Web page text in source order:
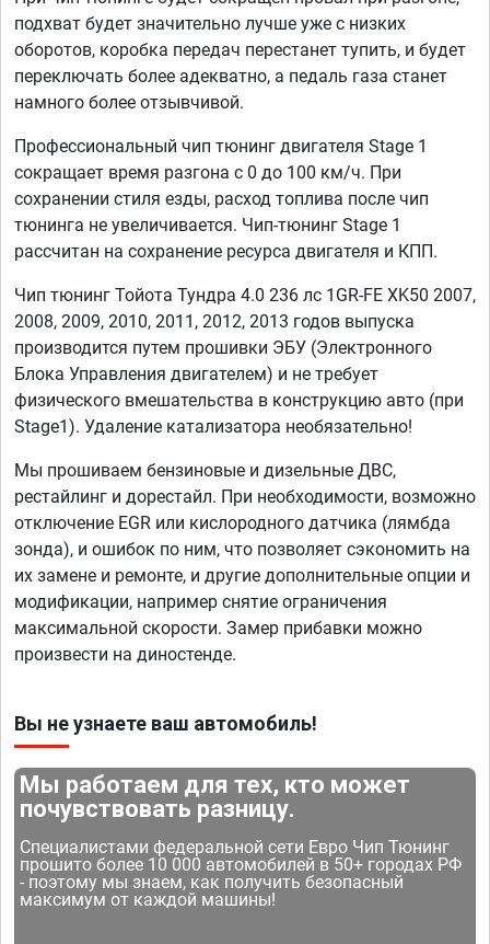
подхват будет значительно лучше уже с низких
оборотов, коробка передач перестанет тупить, и будет
переключать более адекватно, а педаль газа станет
намного более отзывчивой.
Профессиональный чип тюнинг двигателя Stage 1
сокращает время разгона с 0 до 100 км/ч. При
сохранении стиля езды, расход топлива после чип
тюнинга не увеличивается. Чип-тюнинг Stage 1
рассчитан на сохранение ресурса двигателя и КПП.
Чип тюнинг Тойота Тундра 4.0 236 лс 1GR-FE XK50 2007,
2008, 2009, 2010, 2011, 2012, 2013 годов выпуска
производится путем прошивки ЭБУ (Электронного
Блока Управления двигателем) и не требует
физического вмешательства в конструкцию авто (при
Stage1). Удаление катализатора необязательно!
Мы прошиваем бензиновые и дизельные ДВС,
рестайлинг и дорестайл. При необходимости, возможно
отключение EGR или кислородного датчика (лямбда
зонда), и ошибок по ним, что позволяет сэкономить на
их замене и ремонте, и другие дополнительные опции и
модификации, например снятие ограничения
максимальной скорости. Замер прибавки можно
произвести на диностенде.
Вы не узнаете ваш автомобиль!
Мы работаем для тех, кто может
почувствовать разницу.
Специалистами федеральной сети Евро Чип Тюнинг
прошито более 10 000 автомобилей в 50+ городах РФ
- поэтому мы знаем, как получить безопасный
максимум от каждой машины!